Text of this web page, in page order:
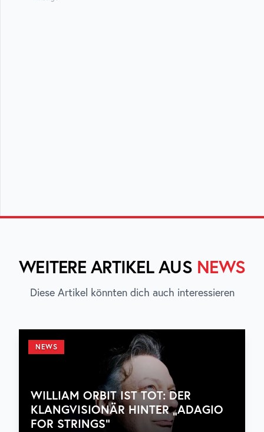
WEITERE ARTIKEL AUS NEWS
Diese Artikel könnten dich auch interessieren
NEWS
WILLIAM ORBIT IST TOT: DER
KLANGVISIONÄR HINTER „ADAGIO
FOR STRINGS“